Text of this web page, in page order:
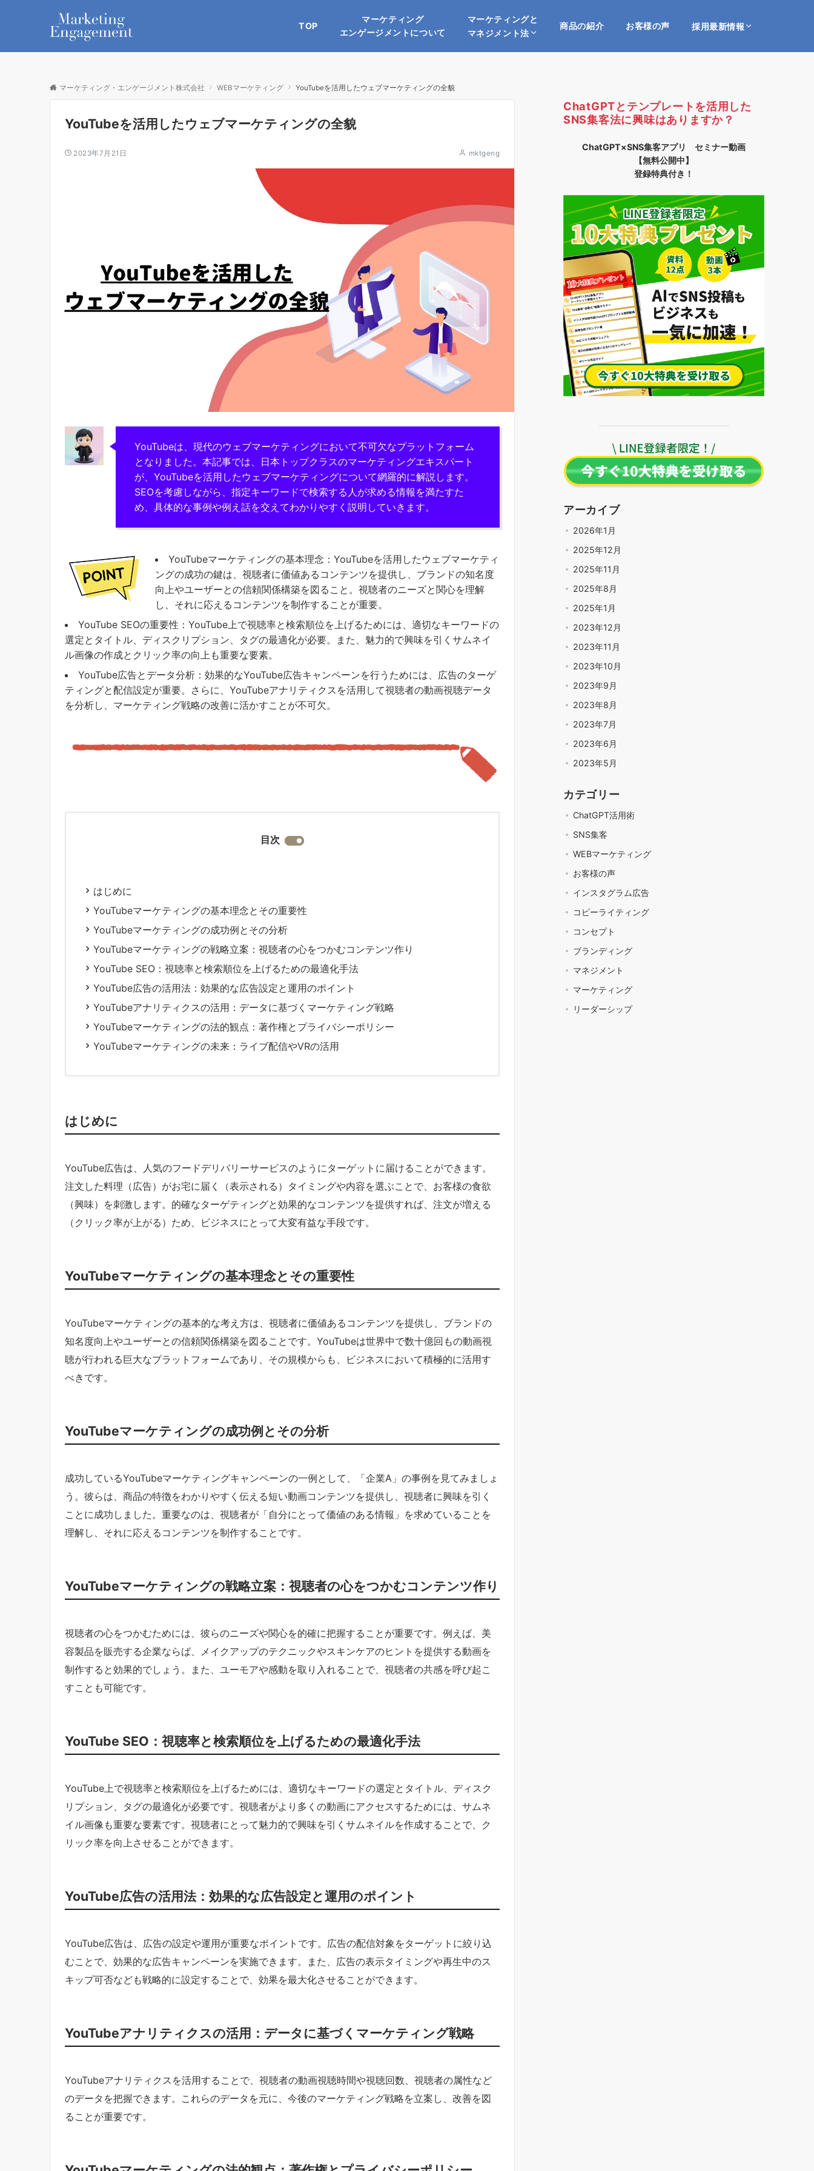
TOP
マーケティング
エンゲージメントについて
マーケティングと
マネジメント法
商品の紹介 お客様の声 採用最新情報
マーケティング・エンゲージメント株式会社 WEBマーケティング YouTubeを活用したウェブマーケティングの全貌
YouTubeを活用したウェブマーケティングの全貌
2023年7月21日 mktgeng
YouTubeは、現代のウェブマーケティングにおいて不可欠なプラットフォーム
となりました。本記事では、日本トップクラスのマーケティングエキスパート
が、YouTubeを活用したウェブマーケティングについて網羅的に解説します。
SEOを考慮しながら、指定キーワードで検索する人が求める情報を満たすた
め、具体的な事例や例え話を交えてわかりやすく説明していきます。
YouTubeマーケティングの基本理念：YouTubeを活用したウェブマーケティ
ングの成功の鍵は、視聴者に価値あるコンテンツを提供し、ブランドの知名度
向上やユーザーとの信頼関係構築を図ること。視聴者のニーズと関心を理解
し、それに応えるコンテンツを制作することが重要。
YouTube SEOの重要性：YouTube上で視聴率と検索順位を上げるためには、適切なキーワードの
選定とタイトル、ディスクリプション、タグの最適化が必要。また、魅力的で興味を引くサムネイ
ル画像の作成とクリック率の向上も重要な要素。
YouTube広告とデータ分析：効果的なYouTube広告キャンペーンを行うためには、広告のターゲ
ティングと配信設定が重要。さらに、YouTubeアナリティクスを活用して視聴者の動画視聴データ
を分析し、マーケティング戦略の改善に活かすことが不可欠。
目次
はじめに
YouTubeマーケティングの基本理念とその重要性
YouTubeマーケティングの成功例とその分析
YouTubeマーケティングの戦略立案：視聴者の心をつかむコンテンツ作り
YouTube SEO：視聴率と検索順位を上げるための最適化手法
YouTube広告の活用法：効果的な広告設定と運用のポイント
YouTubeアナリティクスの活用：データに基づくマーケティング戦略
YouTubeマーケティングの法的観点：著作権とプライバシーポリシー
YouTubeマーケティングの未来：ライブ配信やVRの活用
はじめに
YouTube広告は、人気のフードデリバリーサービスのようにターゲットに届けることができます。
注文した料理（広告）がお宅に届く（表示される）タイミングや内容を選ぶことで、お客様の食欲
（興味）を刺激します。的確なターゲティングと効果的なコンテンツを提供すれば、注文が増える
（クリック率が上がる）ため、ビジネスにとって大変有益な手段です。
YouTubeマーケティングの基本理念とその重要性
YouTubeマーケティングの基本的な考え方は、視聴者に価値あるコンテンツを提供し、ブランドの
知名度向上やユーザーとの信頼関係構築を図ることです。YouTubeは世界中で数十億回もの動画視
聴が行われる巨大なプラットフォームであり、その規模からも、ビジネスにおいて積極的に活用す
べきです。
YouTubeマーケティングの成功例とその分析
成功しているYouTubeマーケティングキャンペーンの一例として、「企業A」の事例を見てみましょ
う。彼らは、商品の特徴をわかりやすく伝える短い動画コンテンツを提供し、視聴者に興味を引く
ことに成功しました。重要なのは、視聴者が「自分にとって価値のある情報」を求めていることを
理解し、それに応えるコンテンツを制作することです。
YouTubeマーケティングの戦略立案：視聴者の心をつかむコンテンツ作り
視聴者の心をつかむためには、彼らのニーズや関心を的確に把握することが重要です。例えば、美
容製品を販売する企業ならば、メイクアップのテクニックやスキンケアのヒントを提供する動画を
制作すると効果的でしょう。また、ユーモアや感動を取り入れることで、視聴者の共感を呼び起こ
すことも可能です。
YouTube SEO：視聴率と検索順位を上げるための最適化手法
YouTube上で視聴率と検索順位を上げるためには、適切なキーワードの選定とタイトル、ディスク
リプション、タグの最適化が必要です。視聴者がより多くの動画にアクセスするためには、サムネ
イル画像も重要な要素です。視聴者にとって魅力的で興味を引くサムネイルを作成することで、ク
リック率を向上させることができます。
YouTube広告の活用法：効果的な広告設定と運用のポイント
YouTube広告は、広告の設定や運用が重要なポイントです。広告の配信対象をターゲットに絞り込
むことで、効果的な広告キャンペーンを実施できます。また、広告の表示タイミングや再生中のス
キップ可否なども戦略的に設定することで、効果を最大化させることができます。
YouTubeアナリティクスの活用：データに基づくマーケティング戦略
YouTubeアナリティクスを活用することで、視聴者の動画視聴時間や視聴回数、視聴者の属性など
のデータを把握できます。これらのデータを元に、今後のマーケティング戦略を立案し、改善を図
ることが重要です。
ChatGPTとテンプレートを活用した
SNS集客法に興味はありますか？
ChatGPT×SNS集客アプリ セミナー動画
【無料公開中】
登録特典付き！
アーカイブ
2026年1月
2025年12月
2025年11月
2025年8月
2025年1月
2023年12月
2023年11月
2023年10月
2023年9月
2023年8月
2023年7月
2023年6月
2023年5月
カテゴリー
ChatGPT活用術
SNS集客
WEBマーケティング
お客様の声
インスタグラム広告
コピーライティング
コンセプト
ブランディング
マネジメント
マーケティング
リーダーシップ